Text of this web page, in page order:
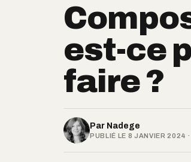
est-ce
faire ?
Par Nadege
PUBLIÉ LE 8 JANVIER 2024